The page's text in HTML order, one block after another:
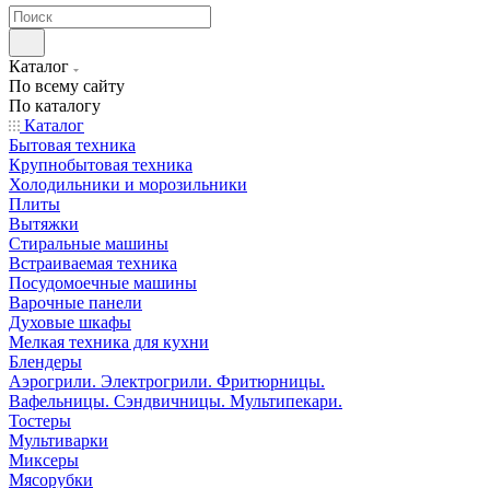
Каталог
По всему сайту
По каталогу
Каталог
Бытовая техника
Крупнобытовая техника
Холодильники и морозильники
Плиты
Вытяжки
Стиральные машины
Встраиваемая техника
Посудомоечные машины
Варочные панели
Духовые шкафы
Мелкая техника для кухни
Блендеры
Аэрогрили. Электрогрили. Фритюрницы.
Вафельницы. Сэндвичницы. Мультипекари.
Тостеры
Мультиварки
Миксеры
Мясорубки